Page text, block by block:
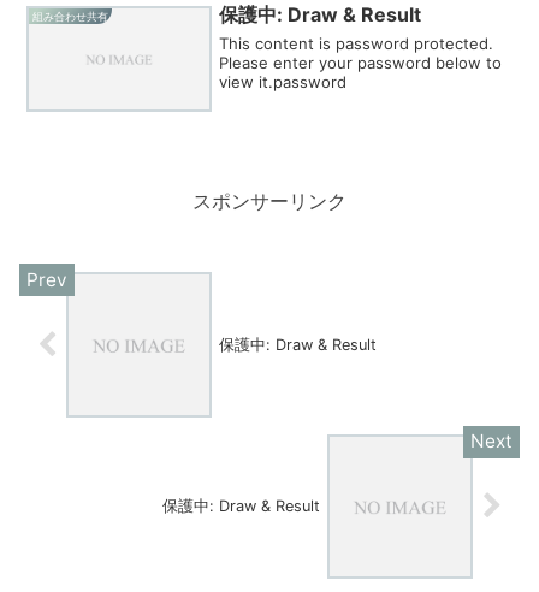
組み合わせ共有 保護中: Draw & Result
This content is password protected.
Please enter your password below to
view it.password
スポンサーリンク
保護中: Draw & Result
保護中: Draw & Result